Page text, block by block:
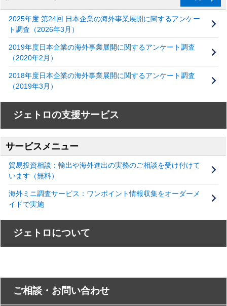
2025年度 第24回 日本企業の海外事業展開に関するアンケー
ト調査（2026年3月）
2019年度日本企業の海外事業展開に関するアンケート調査
（2020年2月）
2018年度日本企業の海外事業展開に関するアンケート調査
（2019年3月）
ジェトロの支援サービス
サービスメニュー
貿易投資相談：輸出や海外進出の実務のご相談を受け付けて
います（無料）
海外ミニ調査サービス：ワンポイント情報収集をオーダーメ
イドで実施
ジェトロについて
ご相談・お問い合わせ